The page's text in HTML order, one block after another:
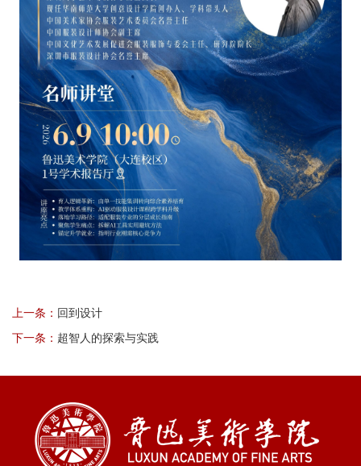
上一条： 回到设计
下一条： 超智人的探索与实践